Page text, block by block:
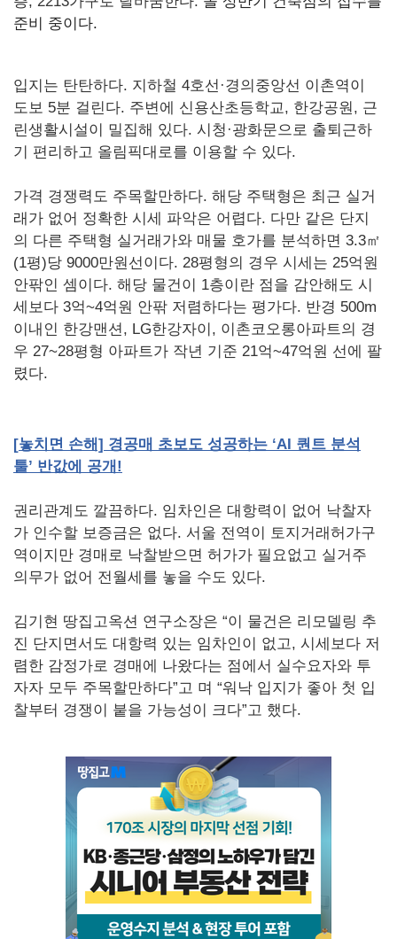
준비 중이다.
입지는 탄탄하다. 지하철 4호선·경의중앙선 이촌역이
도보 5분 걸린다. 주변에 신용산초등학교, 한강공원, 근
린생활시설이 밀집해 있다. 시청·광화문으로 출퇴근하
기 편리하고 올림픽대로를 이용할 수 있다.
가격 경쟁력도 주목할만하다. 해당 주택형은 최근 실거
래가 없어 정확한 시세 파악은 어렵다. 다만 같은 단지
의 다른 주택형 실거래가와 매물 호가를 분석하면 3.3㎡
(1평)당 9000만원선이다. 28평형의 경우 시세는 25억원
안팎인 셈이다. 해당 물건이 1층이란 점을 감안해도 시
세보다 3억~4억원 안팎 저렴하다는 평가다. 반경 500m
이내인 한강맨션, LG한강자이, 이촌코오롱아파트의 경
우 27~28평형 아파트가 작년 기준 21억~47억원 선에 팔
렸다.
[놓치면 손해] 경공매 초보도 성공하는 ‘AI 퀀트 분석
툴’ 반값에 공개!
권리관계도 깔끔하다. 임차인은 대항력이 없어 낙찰자
가 인수할 보증금은 없다. 서울 전역이 토지거래허가구
역이지만 경매로 낙찰받으면 허가가 필요없고 실거주
의무가 없어 전월세를 놓을 수도 있다.
김기현 땅집고옥션 연구소장은 “이 물건은 리모델링 추
진 단지면서도 대항력 있는 임차인이 없고, 시세보다 저
렴한 감정가로 경매에 나왔다는 점에서 실수요자와 투
자자 모두 주목할만하다”고 며 “워낙 입지가 좋아 첫 입
찰부터 경쟁이 붙을 가능성이 크다”고 했다.